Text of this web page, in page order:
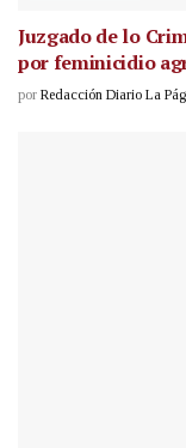
Juzgado de lo
por feminicidio
por Redacción Diario La